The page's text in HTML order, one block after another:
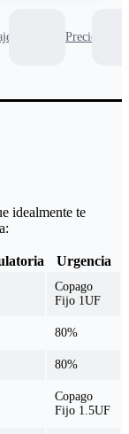
Precio
idealmente te
Urgencia
Copago
Fijo 1UF
80%
80%
Copago
Fijo 1.5UF